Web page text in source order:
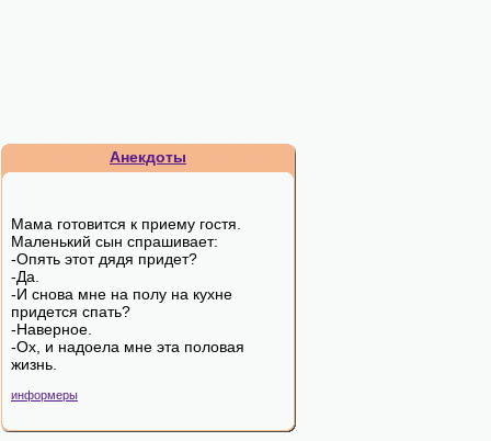
Анекдоты
Мама готовится к приему гостя.
Маленький сын спрашивает:
-Опять этот дядя придет?
-Да.
-И снова мне на полу на кухне
придется спать?
-Наверное.
-Ох, и надоела мне эта половая
жизнь.
информеры